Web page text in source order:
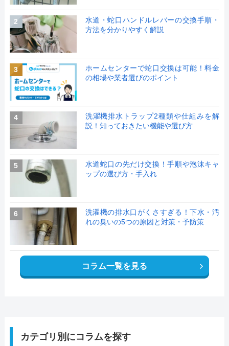
2
水道・蛇口ハンドルレバーの交換手順・
方法を分かりやすく解説
3
ホームセンターで蛇口交換は可能！料金
の相場や業者選びのポイント
4
洗濯機排水トラップ2種類や仕組みを解
説！知っておきたい機能や選び方
5
水道蛇口の先だけ交換！手順や泡沫キャ
ップの選び方・手入れ
6
洗濯機の排水口がくさすぎる！下水・汚
れの臭いの5つの原因と対策・予防策
コラム一覧を見る
カテゴリ別にコラムを探す